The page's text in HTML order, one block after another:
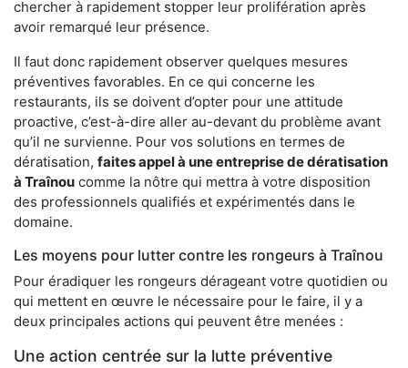
chercher à rapidement stopper leur prolifération après
avoir remarqué leur présence.
Il faut donc rapidement observer quelques mesures
préventives favorables. En ce qui concerne les
restaurants, ils se doivent d’opter pour une attitude
proactive, c’est-à-dire aller au-devant du problème avant
qu’il ne survienne. Pour vos solutions en termes de
dératisation, faites appel à une entreprise de dératisation
à Traînou comme la nôtre qui mettra à votre disposition
des professionnels qualifiés et expérimentés dans le
domaine.
Les moyens pour lutter contre les rongeurs à Traînou
Pour éradiquer les rongeurs dérageant votre quotidien ou
qui mettent en œuvre le nécessaire pour le faire, il y a
deux principales actions qui peuvent être menées :
Une action centrée sur la lutte préventive